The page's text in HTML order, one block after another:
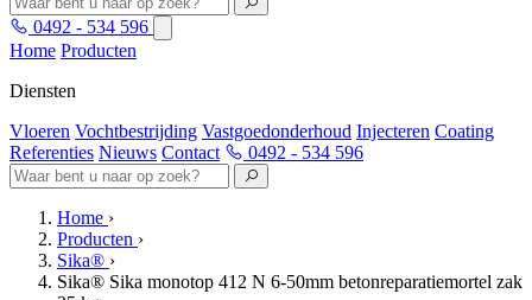
0492 - 534 596
Home Producten
Diensten
Vloeren Vochtbestrijding Vastgoedonderhoud Injecteren Coating
Referenties Nieuws Contact 0492 - 534 596
Home ›
Producten ›
Sika® ›
Sika® Sika monotop 412 N 6-50mm betonreparatiemortel zak